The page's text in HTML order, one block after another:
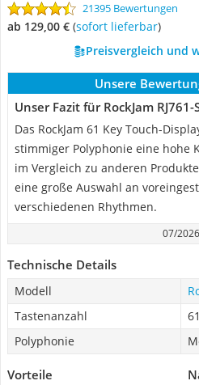
21395 Bewertungen
ab 129,00 € ( Sofort lieferbar)
Preisvergleich und
Unsere
Unser Fazit für RockJam RJ761-
Das RockJam 61 Key Touch-
stimmiger Polyphonie eine hohe
im Vergleich zu anderen
eine große Auswahl an
verschiedenen Rhythmen.
07/2026
Technische Details
Modell
Tastenanzahl
61
Polyphonie
Vorteile